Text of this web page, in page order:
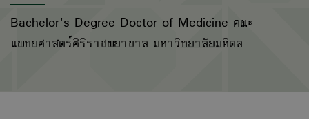
Bachelor's Degree Doctor of Medicine คณะ
แพทยศาสตร์ศิริราชพยาบาล มหาวิทยาลัยมหิดล